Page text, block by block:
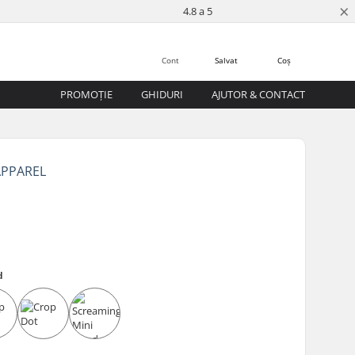
4.8 a 5 ×
Coș
Salvat
Cont
PROMOȚIE GHIDURI AJUTOR & CONTACT